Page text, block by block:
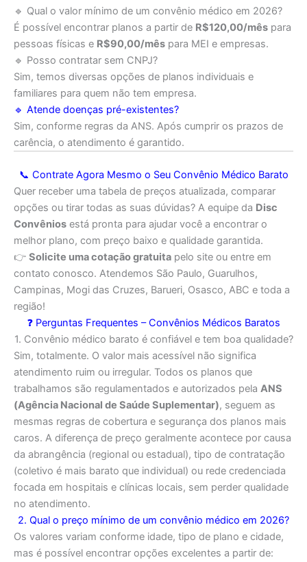
🔹 Qual o valor mínimo de um convênio médico em 2026?
É possível encontrar planos a partir de R$120,00/mês para
pessoas físicas e R$90,00/mês para MEI e empresas.
🔹 Posso contratar sem CNPJ?
Sim, temos diversas opções de planos individuais e
familiares para quem não tem empresa.
🔹 Atende doenças pré-existentes?
Sim, conforme regras da ANS. Após cumprir os prazos de
carência, o atendimento é garantido.
📞 Contrate Agora Mesmo o Seu Convênio Médico Barato
Quer receber uma tabela de preços atualizada, comparar
opções ou tirar todas as suas dúvidas? A equipe da Disc
Convênios está pronta para ajudar você a encontrar o
melhor plano, com preço baixo e qualidade garantida.
👉 Solicite uma cotação gratuita pelo site ou entre em
contato conosco. Atendemos São Paulo, Guarulhos,
Campinas, Mogi das Cruzes, Barueri, Osasco, ABC e toda a
região!
❓ Perguntas Frequentes – Convênios Médicos Baratos
1. Convênio médico barato é confiável e tem boa qualidade?
Sim, totalmente. O valor mais acessível não significa
atendimento ruim ou irregular. Todos os planos que
trabalhamos são regulamentados e autorizados pela ANS
(Agência Nacional de Saúde Suplementar), seguem as
mesmas regras de cobertura e segurança dos planos mais
caros. A diferença de preço geralmente acontece por causa
da abrangência (regional ou estadual), tipo de contratação
(coletivo é mais barato que individual) ou rede credenciada
focada em hospitais e clínicas locais, sem perder qualidade
no atendimento.
2. Qual o preço mínimo de um convênio médico em 2026?
Os valores variam conforme idade, tipo de plano e cidade,
mas é possível encontrar opções excelentes a partir de: